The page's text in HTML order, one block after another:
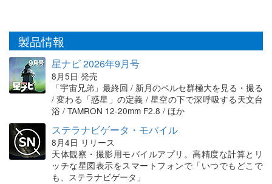
製品情報
星ナビ 2026年9月号
8月5日 発売
「宇宙兄弟」最終回 / 新月のペルセ群極大を見る・撮る
/ 変わる「惑星」の定義 / 星空の下で深呼吸する天文台
浴 / TAMRON 12-20mm F2.8 / ほか
ステラナビゲータ・モバイル
8月4日 リリース
天体観察・撮影用モバイルアプリ。高精度な計算とリ
ッチな星図表示をスマートフォンで「いつでもどこで
も、ステラナビゲータ」